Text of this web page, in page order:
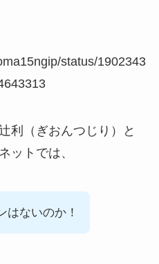
status/1902343
利（ぎおんつじり）と
ットでは、
はないのか！